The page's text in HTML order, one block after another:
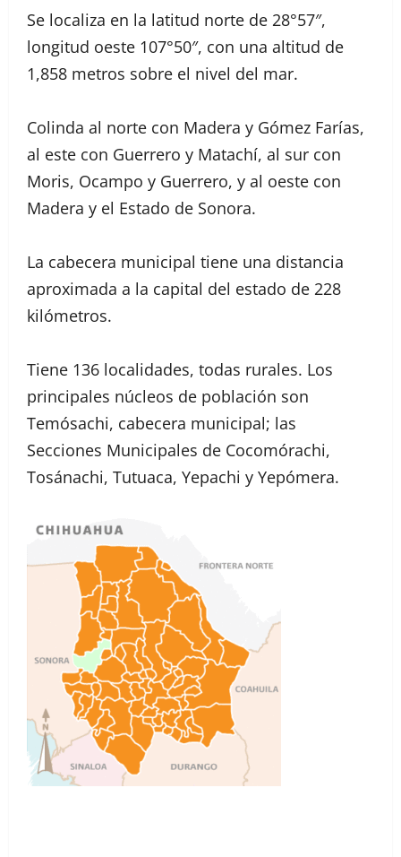
Se localiza en la latitud norte de 28°57″,
longitud oeste 107°50″, con una altitud de
1,858 metros sobre el nivel del mar.
Colinda al norte con Madera y Gómez Farías,
al este con Guerrero y Matachí, al sur con
Moris, Ocampo y Guerrero, y al oeste con
Madera y el Estado de Sonora.
La cabecera municipal tiene una distancia
aproximada a la capital del estado de 228
kilómetros.
Tiene 136 localidades, todas rurales. Los
principales núcleos de población son
Temósachi, cabecera municipal; las
Secciones Municipales de Cocomórachi,
Tosánachi, Tutuaca, Yepachi y Yepómera.